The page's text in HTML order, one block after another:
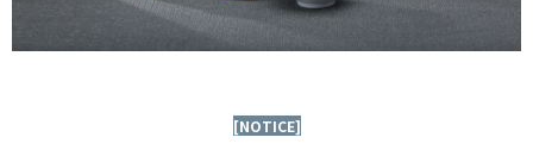
[NOTICE]